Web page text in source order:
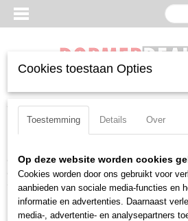
Inloggen Registreren
Home >Beitels>Negatief>CN(MG)>
DCLNR 12
Cookies toestaan Opties
Toestemming Details Over
Op deze website worden cookies
Cookies worden door ons gebruikt voor
aanbieden van sociale media-functies en
informatie en advertenties. Daarnaast
media-, advertentie- en analysepartners